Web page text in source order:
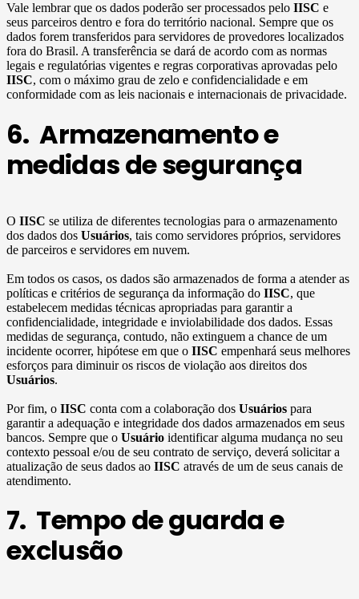
Vale lembrar que os dados poderão ser processados pelo IISC e
seus parceiros dentro e fora do território nacional. Sempre que os
dados forem transferidos para servidores de provedores localizados
fora do Brasil. A transferência se dará de acordo com as normas
legais e regulatórias vigentes e regras corporativas aprovadas pelo
IISC, com o máximo grau de zelo e confidencialidade e em
conformidade com as leis nacionais e internacionais de privacidade.
6. Armazenamento e
medidas de segurança
O IISC se utiliza de diferentes tecnologias para o armazenamento
dos dados dos Usuários, tais como servidores próprios, servidores
de parceiros e servidores em nuvem.
Em todos os casos, os dados são armazenados de forma a atender as
políticas e critérios de segurança da informação do IISC, que
estabelecem medidas técnicas apropriadas para garantir a
confidencialidade, integridade e inviolabilidade dos dados. Essas
medidas de segurança, contudo, não extinguem a chance de um
incidente ocorrer, hipótese em que o IISC empenhará seus melhores
esforços para diminuir os riscos de violação aos direitos dos
Usuários.
Por fim, o IISC conta com a colaboração dos Usuários para
garantir a adequação e integridade dos dados armazenados em seus
bancos. Sempre que o Usuário identificar alguma mudança no seu
contexto pessoal e/ou de seu contrato de serviço, deverá solicitar a
atualização de seus dados ao IISC através de um de seus canais de
atendimento.
7. Tempo de guarda e
exclusão